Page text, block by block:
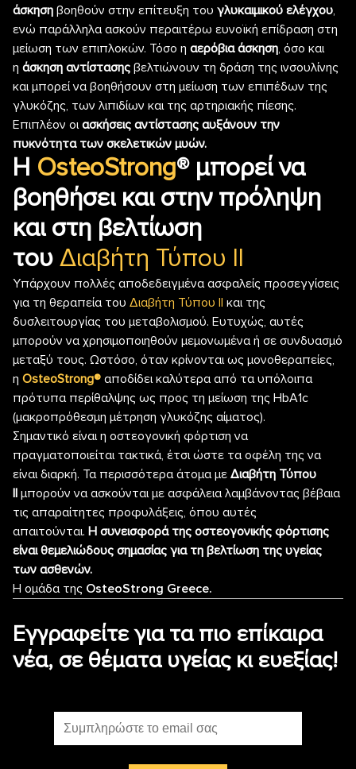
άσκηση βοηθούν στην επίτευξη του γλυκαιμικού ελέγχου,
ενώ παράλληλα ασκούν περαιτέρω ευνοϊκή επίδραση στη
μείωση των επιπλοκών. Τόσο η αερόβια άσκηση, όσο και
η άσκηση αντίστασης βελτιώνουν τη δράση της ινσουλίνης
και μπορεί να βοηθήσουν στη μείωση των επιπέδων της
γλυκόζης, των λιπιδίων και της αρτηριακής πίεσης.
Επιπλέον οιασκήσεις αντίστασης αυξάνουν την
πυκνότητα των σκελετικών μυών.
Η OsteoStrong® μπορεί να
βοηθήσει και στην πρόληψη
και στη βελτίωση
του Διαβήτη Τύπου ΙΙ
Υπάρχουν πολλές αποδεδειγμένα ασφαλείς προσεγγίσεις
για τη θεραπεία του Διαβήτη Τύπου ΙΙ και της
δυσλειτουργίας του μεταβολισμού. Ευτυχώς, αυτές
μπορούν να χρησιμοποιηθούν μεμονωμένα ή σε συνδυασμό
μεταξύ τους. Ωστόσο, όταν κρίνονται ως μονοθεραπείες,
η OsteoStrong® αποδίδει καλύτερα από τα υπόλοιπα
πρότυπα περίθαλψης ως προς τη μείωση της HbA1c
(μακροπρόθεσμη μέτρηση γλυκόζης αίματος).
Σημαντικό είναι η οστεογονική φόρτιση να
πραγματοποιείται τακτικά, έτσι ώστε τα οφέλη της να
είναι διαρκή. Τα περισσότερα άτομα με Διαβήτη Τύπου
ΙΙ μπορούν να ασκούνται με ασφάλεια λαμβάνοντας βέβαια
τις απαραίτητες προφυλάξεις, όπου αυτές
απαιτούνται. Η συνεισφορά της οστεογονικής φόρτισης
είναι θεμελιώδους σημασίας για τη βελτίωση της υγείας
των ασθενών.
Η ομάδα της OsteoStrong Greece.
Εγγραφείτε για τα πιο επίκαιρα
νέα, σε θέματα υγείας κι ευεξίας!